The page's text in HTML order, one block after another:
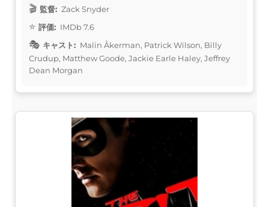
監督: Zack Snyder
評価: IMDb 7.6
キャスト: Malin Åkerman, Patrick Wilson, Billy
Crudup, Matthew Goode, Jackie Earle Haley, Jeffrey
Dean Morgan